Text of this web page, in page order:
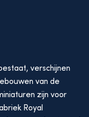
verschijnen
van de
zijn voor
Royal